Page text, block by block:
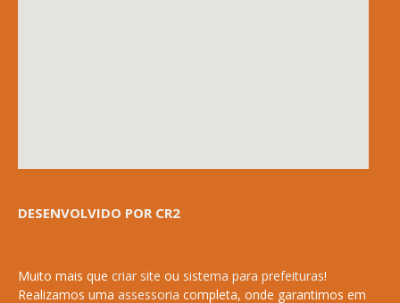
DESENVOLVIDO POR CR2
Muito mais que criar site ou sistema para prefeituras!
Realizamos uma assessoria completa, onde garantimos em